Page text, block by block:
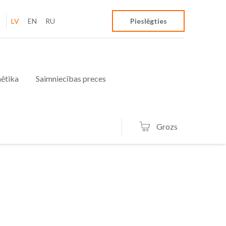
LV EN RU Pieslēgties
Saimniecības preces
Grozs